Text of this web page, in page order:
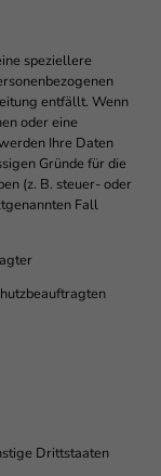
speziellere
entfällt. Wenn
oder eine
Ihre Daten
Gründe für die
(z. B. steuer- oder
Fall
Drittstaaten